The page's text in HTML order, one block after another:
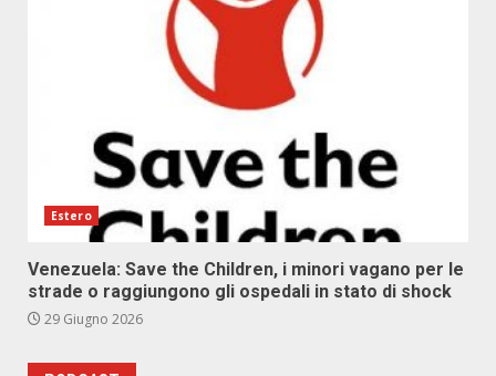
Estero
Venezuela: Save the Children, i minori vagano per le
strade o raggiungono gli ospedali in stato di shock
29 Giugno 2026